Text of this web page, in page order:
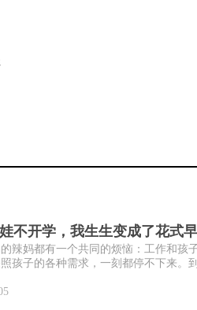
不开学，我生生变成了花式
辣妈都有一个共同的烦恼：工作和孩
孩子的各种需求，一刻都停不下来。